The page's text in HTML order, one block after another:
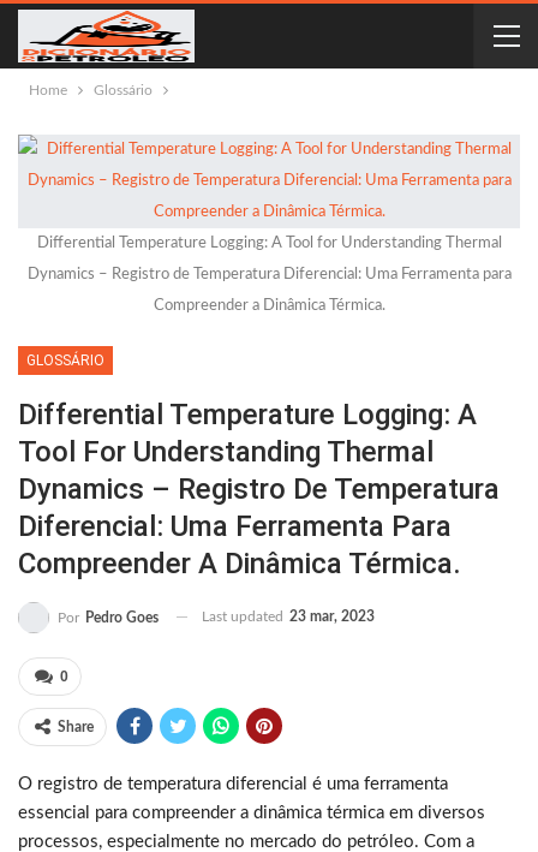
Home Glossário
Differential Temperature Logging: A Tool for Understanding Thermal
Dynamics – Registro de Temperatura Diferencial: Uma Ferramenta para
Compreender a Dinâmica Térmica.
GLOSSÁRIO
Differential Temperature Logging: A
Tool For Understanding Thermal
Dynamics – Registro De Temperatura
Diferencial: Uma Ferramenta Para
Compreender A Dinâmica Térmica.
Por Pedro Goes Last updated 23 mar, 2023
0
Share
O registro de temperatura diferencial é uma ferramenta
essencial para compreender a dinâmica térmica em diversos
processos, especialmente no mercado do petróleo. Com a